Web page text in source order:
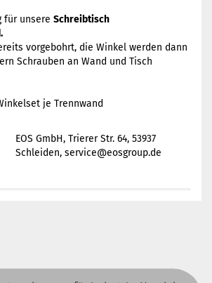
für unsere Schreibtisch
vorgebohrt, die Winkel werden dann
Schrauben an Wand und Tisch
je Trennwand
EOS GmbH, Trierer Str. 64, 53937
Schleiden, service@eosgroup.de